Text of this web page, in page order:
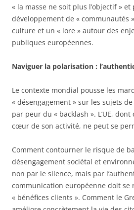
« la masse ne soit plus l’objectif »
développement de « communautés
culture et un « lore » autour des
publiques européennes.
Naviguer la polarisation :
Le contexte mondial pousse les
« désengagement » sur les sujets
par peur du « backlash ». L’UE,
cœur de son activité, ne peut se
Comment contourner le risque de
désengagement sociétal et
non par le silence, mais par
communication européenne doit se
« bénéfices clients ». Comment le